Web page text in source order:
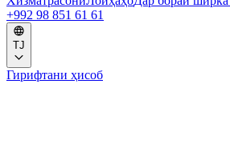
+992 98 851 61 61
TJ
Гирифтани ҳисоб